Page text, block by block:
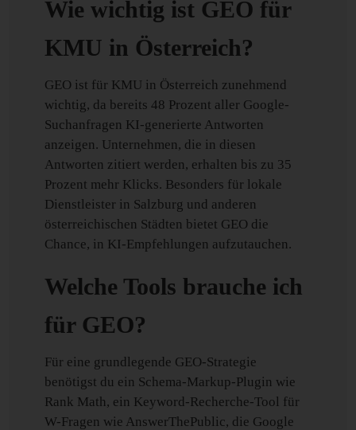
Wie wichtig ist GEO für
KMU in Österreich?
GEO ist für KMU in Österreich zunehmend
wichtig, da bereits 48 Prozent aller Google-
Suchanfragen KI-generierte Antworten
anzeigen. Unternehmen, die in diesen
Antworten zitiert werden, erhalten bis zu 35
Prozent mehr Klicks. Besonders für lokale
Dienstleister in Salzburg und anderen
österreichischen Städten bietet GEO die
Chance, in KI-Empfehlungen aufzutauchen.
Welche Tools brauche ich
für GEO?
Für eine grundlegende GEO-Strategie
benötigst du ein Schema-Markup-Plugin wie
Rank Math, ein Keyword-Recherche-Tool für
W-Fragen wie AnswerThePublic, die Google